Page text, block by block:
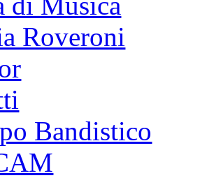
Roveroni
Bandistico